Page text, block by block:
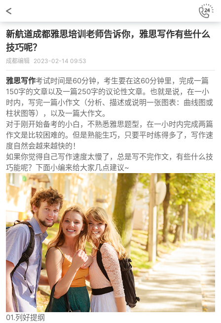
新航道成都雅思培训老师告诉你，雅思写作有些什么
技巧呢？
成都编辑 2023-02-14 09:53
雅思写作考试时间是60分钟，考生要在这60分钟里，完成一篇
150字的文章以及一篇250字的议论性文章。也就是说，在一小
时内，写完一篇小作文（分析、描述或说明一张图表：曲线图或
柱状图等），以及一篇大作文。
对于刚开始备考的小白，不熟悉雅思题型，在一小时内完成两篇
作文是比较困难的。但是熟能生巧，只要平时练得多了，写作速
度自然会越来越快的！
如果你觉得自己写作速度太慢了，总是写不完作文，有些什么技
巧能呢？下面小编来给大家几点建议~
01.列好提纲